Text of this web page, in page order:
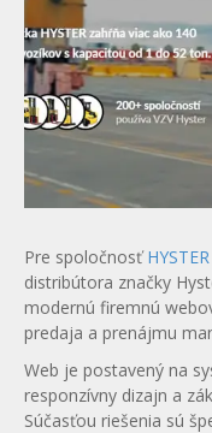
Pre spoločnosť
distribútora značky
modernú firemnú
predaja a prenájmu
Web je postavený na
responzívny dizajn a
Súčasťou riešenia sú